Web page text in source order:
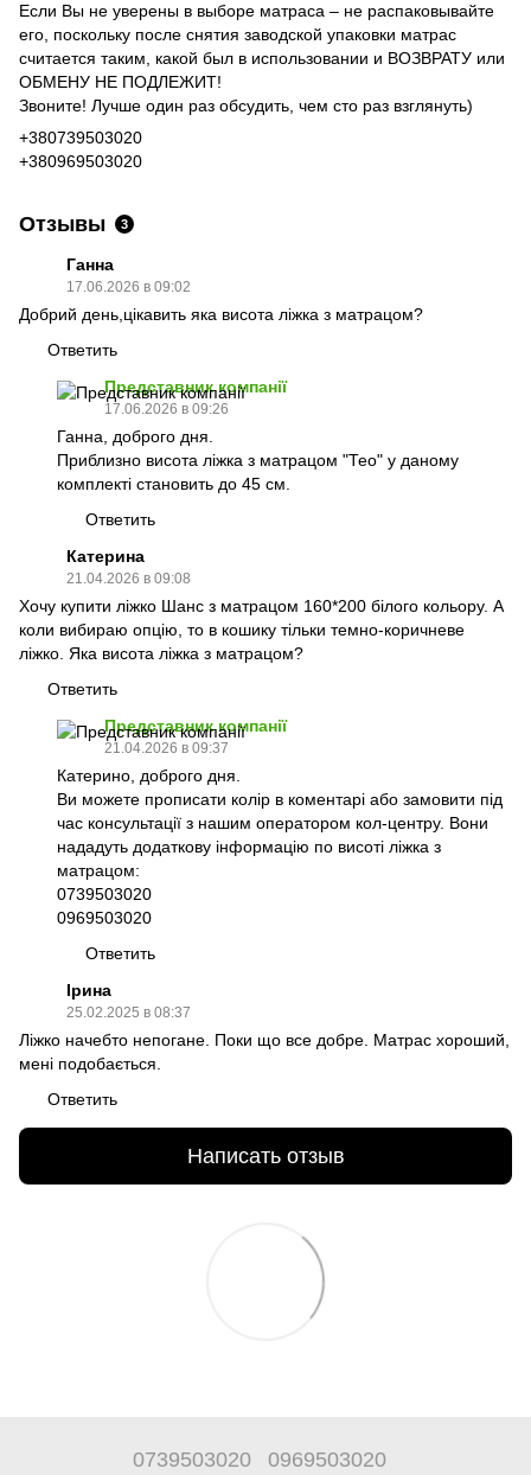
Если Вы не уверены в выборе матраса – не распаковывайте
его, поскольку после снятия заводской упаковки матрас
считается таким, какой был в использовании и ВОЗВРАТУ или
ОБМЕНУ НЕ ПОДЛЕЖИТ!
Звоните! Лучше один раз обсудить, чем сто раз взглянуть)
+380739503020
+380969503020
Отзывы 3
Ганна
17.06.2026 в 09:02
Добрий день,цікавить яка висота ліжка з матрацом?
Ответить
Представник компанії
17.06.2026 в 09:26
Ганна, доброго дня.
Приблизно висота ліжка з матрацом "Тео" у даному
комплекті становить до 45 см.
Ответить
Катерина
21.04.2026 в 09:08
Хочу купити ліжко Шанс з матрацом 160*200 білого кольору. А
коли вибираю опцію, то в кошику тільки темно-коричневе
ліжко. Яка висота ліжка з матрацом?
Ответить
Представник компанії
21.04.2026 в 09:37
Катерино, доброго дня.
Ви можете прописати колір в коментарі або замовити під
час консультації з нашим оператором кол-центру. Вони
нададуть додаткову інформацію по висоті ліжка з
матрацом:
0739503020
0969503020
Ответить
Ірина
25.02.2025 в 08:37
Ліжко начебто непогане. Поки що все добре. Матрас хороший,
мені подобається.
Ответить
Написать отзыв
0739503020 0969503020